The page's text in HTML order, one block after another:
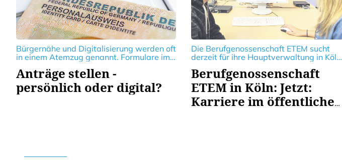
Bürgernähe und Digitalisierung werden oft
in einem Atemzug genannt. Formulare im
vereinbaren - all das funktioniert
problemlos. Doch ganz ohne den Kontakt
von Mensch zu Mensch geht es dann doch
Anträge stellen -
persönlich oder digital?
Die Berufgenossenschaft ETEM sucht
derzeit für ihre Hauptverwaltung in Köln
im technischen Bereich und bietet
zudem zahlreiche Ausbildungs- sowie
Studienplätze an.
Berufgenossenschaft
ETEM in Köln: Jetzt:
Karriere im öffentlichen